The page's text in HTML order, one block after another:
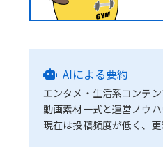
AIによる要約
エンタメ・生活系コンテ
動画素材一式と運営ノウ
現在は投稿頻度が低く、